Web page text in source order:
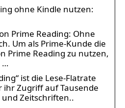
ohne Kindle nutzen:
Prime Reading: Ohne
Um als Prime-Kunde die
Prime Reading zu nutzen,
…
ist die Lese-Flatrate
ihr Zugriff auf Tausende
und Zeitschriften..